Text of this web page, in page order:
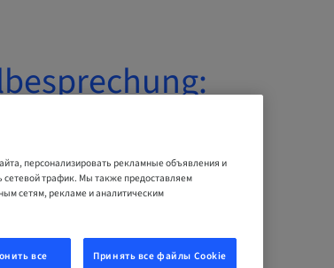
персонализировать рекламные объявления и
сетевой трафик. Мы также предоставляем
сетям, рекламе и аналитическим
все Принять все файлы Cookie